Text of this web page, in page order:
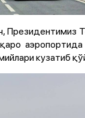
Президентимиз
кузатиб